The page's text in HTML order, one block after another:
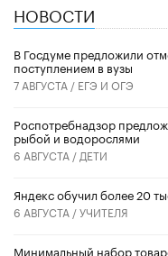
НОВОСТИ
В Госдуме предложили
поступлением в вузы
7 АВГУСТА / ЕГЭ И ОГЭ
Роспотребнадзор
рыбой и водорослями
6 АВГУСТА / ДЕТИ
​Яндекс обучил более 20
6 АВГУСТА /УЧИТЕЛЯ
Минимальный набор